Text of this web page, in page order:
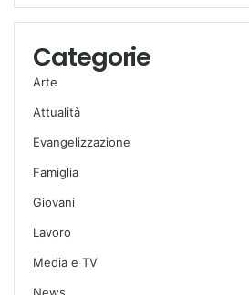
Categorie
Arte
Attualità
Evangelizzazione
Famiglia
Giovani
Lavoro
Media e TV